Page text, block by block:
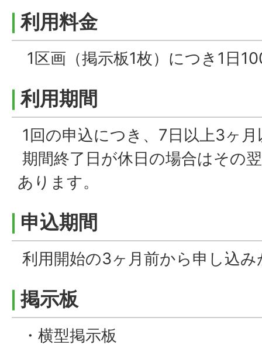
利用料金
1区画（掲示板1枚）につき1日
利用期間
1回の申込につき、7日以上3ヶ
期間終了日が休日の場合はその
あります。
申込期間
利用開始の3ヶ月前から申し込
掲示板
・横型掲示板